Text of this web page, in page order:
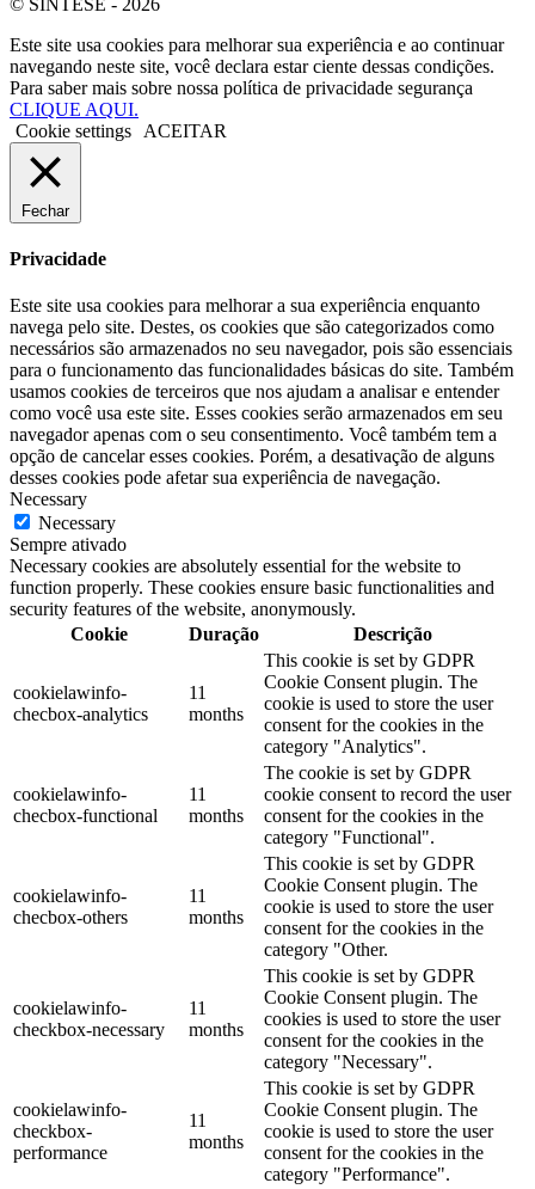
Este site usa cookies para melhorar sua experiência e ao continuar
navegando neste site, você declara estar ciente dessas condições.
Para saber mais sobre nossa política de privacidade segurança
CLIQUE AQUI.
Cookie settings
ACEITAR
Fechar
Privacidade
Este site usa cookies para melhorar a sua experiência enquanto
navega pelo site. Destes, os cookies que são categorizados como
necessários são armazenados no seu navegador, pois são essenciais
para o funcionamento das funcionalidades básicas do site. Também
usamos cookies de terceiros que nos ajudam a analisar e entender
como você usa este site. Esses cookies serão armazenados em seu
navegador apenas com o seu consentimento. Você também tem a
opção de cancelar esses cookies. Porém, a desativação de alguns
desses cookies pode afetar sua experiência de navegação.
Necessary
Necessary
Sempre ativado
Necessary cookies are absolutely essential for the website to
function properly. These cookies ensure basic functionalities and
security features of the website, anonymously.
Cookie
Duração Descrição
cookielawinfo-
checbox-analytics
11
months
This cookie is set by GDPR
Cookie Consent plugin. The
cookie is used to store the user
consent for the cookies in the
category "Analytics".
cookielawinfo-
checbox-functional
11
months
The cookie is set by GDPR
cookie consent to record the user
consent for the cookies in the
category "Functional".
cookielawinfo-
checbox-others
11
months
This cookie is set by GDPR
Cookie Consent plugin. The
cookie is used to store the user
consent for the cookies in the
category "Other.
cookielawinfo-
checkbox-necessary
11
months
This cookie is set by GDPR
Cookie Consent plugin. The
cookies is used to store the user
consent for the cookies in the
category "Necessary".
cookielawinfo-
checkbox-
performance
11
months
This cookie is set by GDPR
Cookie Consent plugin. The
cookie is used to store the user
consent for the cookies in the
category "Performance".